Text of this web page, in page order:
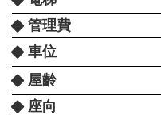
管理費
車位
屋齡
座向